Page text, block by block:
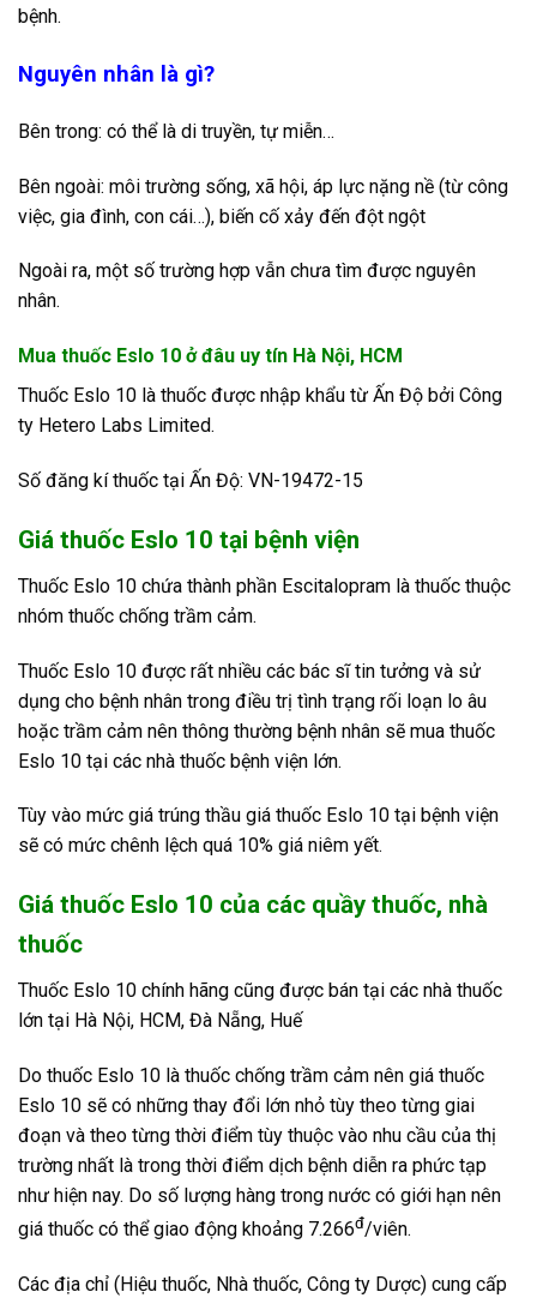
bệnh.
Nguyên nhân là gì?
Bên trong: có thể là di truyền, tự miễn…
Bên ngoài: môi trường sống, xã hội, áp lực nặng nề (từ công
việc, gia đình, con cái…), biến cố xảy đến đột ngột
Ngoài ra, một số trường hợp vẫn chưa tìm được nguyên
nhân.
Mua thuốc Eslo 10 ở đâu uy tín Hà Nội, HCM
Thuốc Eslo 10 là thuốc được nhập khẩu từ Ấn Độ bởi Công
ty Hetero Labs Limited.
Số đăng kí thuốc tại Ấn Độ: VN-19472-15
Giá thuốc Eslo 10 tại bệnh viện
Thuốc Eslo 10 chứa thành phần Escitalopram là thuốc thuộc
nhóm thuốc chống trầm cảm.
Thuốc Eslo 10 được rất nhiều các bác sĩ tin tưởng và sử
dụng cho bệnh nhân trong điều trị tình trạng rối loạn lo âu
hoặc trầm cảm nên thông thường bệnh nhân sẽ mua thuốc
Eslo 10 tại các nhà thuốc bệnh viện lớn.
Tùy vào mức giá trúng thầu giá thuốc Eslo 10 tại bệnh viện
sẽ có mức chênh lệch quá 10% giá niêm yết.
Giá thuốc Eslo 10 của các quầy thuốc, nhà
thuốc
Thuốc Eslo 10 chính hãng cũng được bán tại các nhà thuốc
lớn tại Hà Nội, HCM, Đà Nẵng, Huế
Do thuốc Eslo 10 là thuốc chống trầm cảm nên giá thuốc
Eslo 10 sẽ có những thay đổi lớn nhỏ tùy theo từng giai
đoạn và theo từng thời điểm tùy thuộc vào nhu cầu của thị
trường nhất là trong thời điểm dịch bệnh diễn ra phức tạp
như hiện nay. Do số lượng hàng trong nước có giới hạn nên
giá thuốc có thể giao động khoảng 7.266đ/viên.
Các địa chỉ (Hiệu thuốc, Nhà thuốc, Công ty Dược) cung cấp